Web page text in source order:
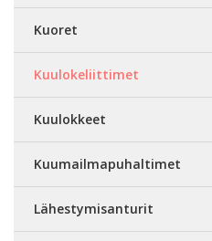
Kuoret
Kuulokeliittimet
Kuulokkeet
Kuumailmapuhaltimet
Lähestymisanturit